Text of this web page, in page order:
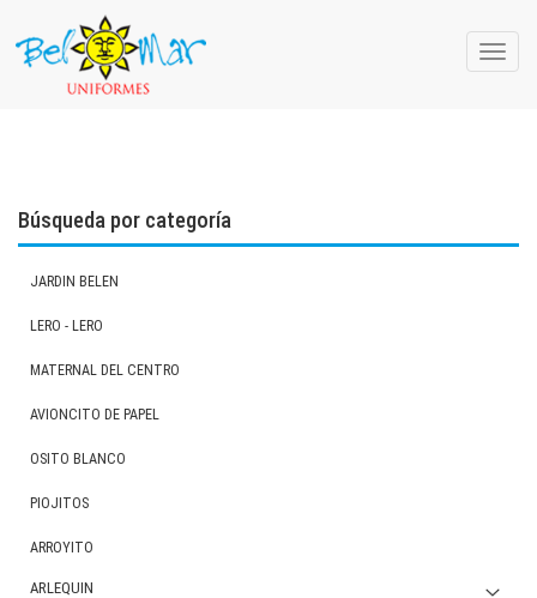
Toggle
Búsqueda por categoría
JARDIN BELEN
LERO - LERO
MATERNAL DEL CENTRO
AVIONCITO DE PAPEL
OSITO BLANCO
PIOJITOS
ARROYITO
ARLEQUIN